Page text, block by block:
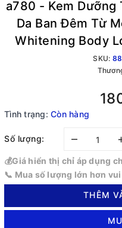
a780 - Kem Dưỡng
Da Ban Đêm Từ
Whitening Body
SKU:
Tình trạng: Còn hàng
Số lượng: –
💰Giá hiển thị chỉ áp dụng
📞 Mua số lượng lớn hơn
THÊM